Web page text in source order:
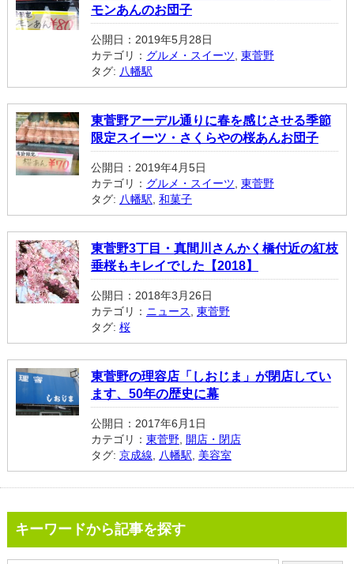
モンあんのお団子
公開日：2019年5月28日
カテゴリ： グルメ・スイーツ 東菅野
タグ: 八幡駅
東菅野アーデル通りに春を感じさせる季節
限定スイーツ・さくらやの桜あんお団子
公開日：2019年4月5日
カテゴリ： グルメ・スイーツ 東菅野
タグ: 八幡駅 和菓子
東菅野3丁目・真間川さんかく橋付近の紅枝
垂桜もキレイでした【2018】
公開日：2018年3月26日
カテゴリ： ニュース
東菅野
タグ: 桜
東菅野の理容店「しおじま」が閉店してい
ます、50年の歴史に幕
公開日：2017年6月1日
カテゴリ： 東菅野, 開店・閉店
タグ: 京成線 八幡駅 美容室
キーワードから記事を探す